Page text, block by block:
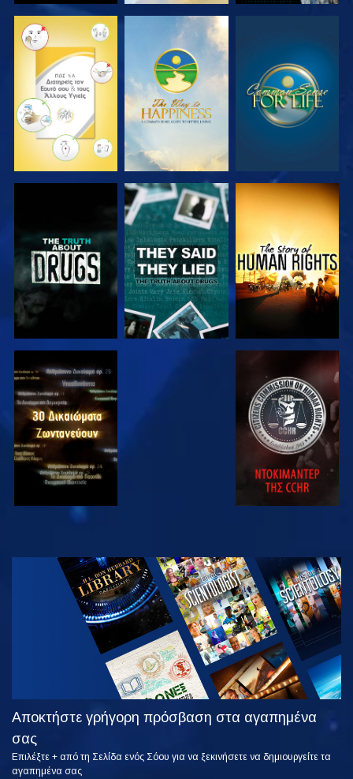
ΠΑΡΑΚΟΛΟΥΘΗΣΤΕ ΠΑΡΑΚΟΛΟΥΘΗΣΤΕ ΠΑΡΑΚΟΛΟΥΘΗΣΤΕ
ΠΑΡΑΚΟΛΟΥΘΗΣΤΕ ΠΑΡΑΚΟΛΟΥΘΗΣΤΕ ΠΑΡΑΚΟΛΟΥΘΗΣΤΕ
ΠΑΡΑΚΟΛΟΥΘΗΣΤΕ ΠΑΡΑΚΟΛΟΥΘΗΣΤΕ
ΠΑΡΑΚΟΛΟΥΘΗΣΤΕ
ΕΞΕΡΕΥΝΗΣΤΕ
ΤΗ ΣΕΙΡΑ
Αποκτήστε γρήγορη πρόσβαση στα αγαπημένα
σας
Επιλέξτε + από τη Σελίδα ενός Σόου για να ξεκινήσετε να δημιουργείτε τα
αγαπημένα σας